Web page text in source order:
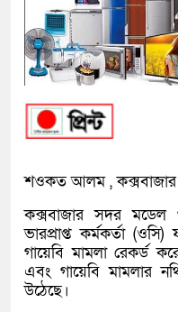
শওকত আলম ,
কক্সবাজার সদর মডেল
ভারপ্রাপ্ত কর্মকর্তা
গায়েবি মামলা রেকর্ড
এবং গায়েবি মামলার
উঠেছে।